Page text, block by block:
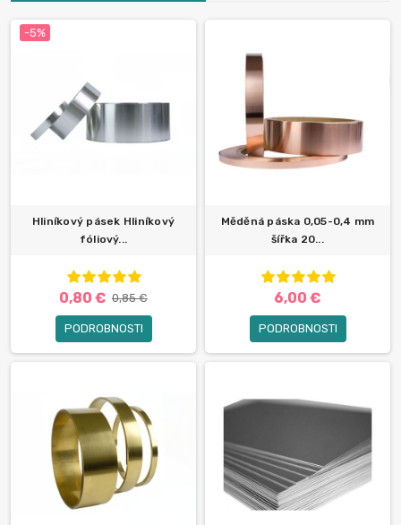
-5%
Hliníkový pásek Hliníkový
fóliový...
0,80 € 0,85 €
PODROBNOSTI
Měděná páska 0,05-0,4 mm
šířka 20...
6,00 €
PODROBNOSTI